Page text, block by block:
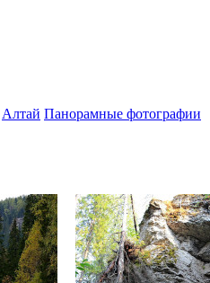
Алтай Панорамные фотографии